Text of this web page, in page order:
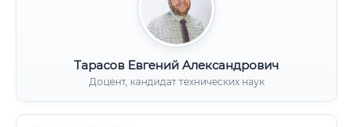
Тарасов Евгений Александрович
Доцент, кандидат технических наук